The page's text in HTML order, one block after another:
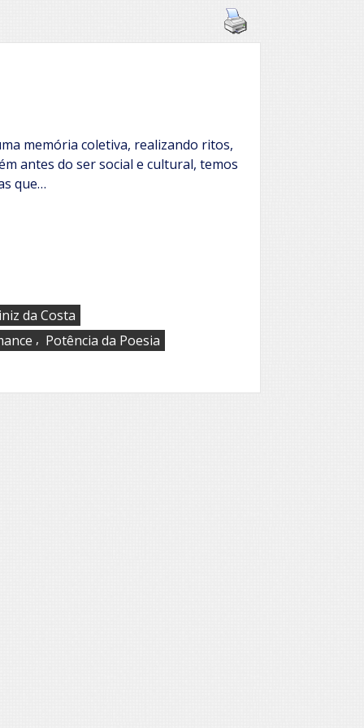
memória coletiva, realizando ritos,
antes do ser social e cultural, temos
que…
da Costa
, Potência da Poesia